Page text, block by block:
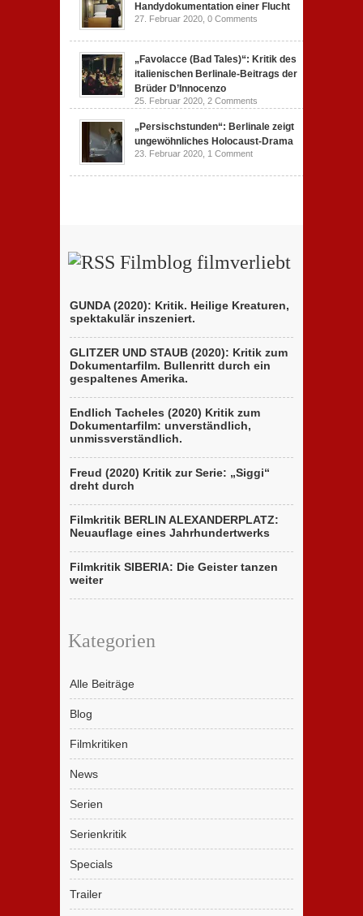
Handydokumentation einer Flucht
27. Februar 2020, 0 Comments
„Favolacce (Bad Tales)“: Kritik des
italienischen Berlinale-Beitrags der
Brüder D’Innocenzo
25. Februar 2020, 2 Comments
„Persischstunden“: Berlinale zeigt
ungewöhnliches Holocaust-Drama
23. Februar 2020, 1 Comment
Filmblog filmverliebt
GUNDA (2020): Kritik. Heilige Kreaturen,
spektakulär inszeniert.
GLITZER UND STAUB (2020): Kritik zum
Dokumentarfilm. Bullenritt durch ein
gespaltenes Amerika.
Endlich Tacheles (2020) Kritik zum
Dokumentarfilm: unverständlich,
unmissverständlich.
Freud (2020) Kritik zur Serie: „Siggi“
dreht durch
Filmkritik BERLIN ALEXANDERPLATZ:
Neuauflage eines Jahrhundertwerks
Filmkritik SIBERIA: Die Geister tanzen
weiter
Kategorien
Alle Beiträge
Blog
Filmkritiken
News
Serien
Serienkritik
Specials
Trailer